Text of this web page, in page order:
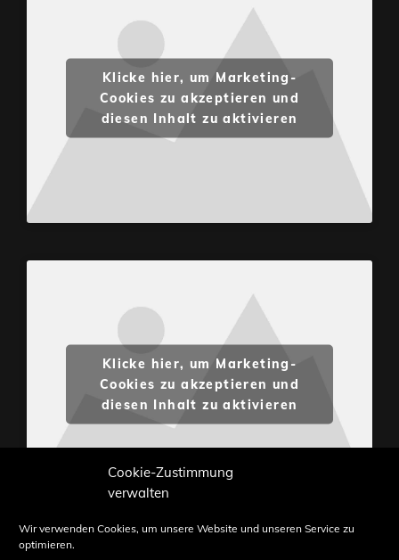
Cookie-Zustimmung
verwalten
Wir verwenden Cookies, um unsere Website und unseren Service zu
optimieren.
Klicke hier, um Marketing-
Cookies zu akzeptieren und
diesen Inhalt zu aktivieren
Klicke hier, um Marketing-
Cookies zu akzeptieren und
diesen Inhalt zu aktivieren